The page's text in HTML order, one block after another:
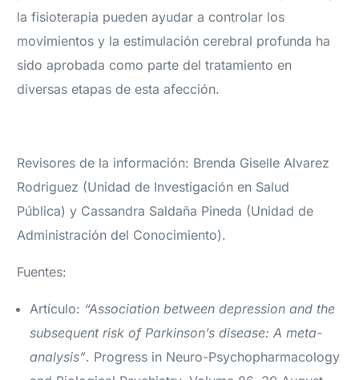
la fisioterapia pueden ayudar a controlar los
movimientos y la estimulación cerebral profunda ha
sido aprobada como parte del tratamiento en
diversas etapas de esta afección.
Revisores de la información: Brenda Giselle Alvarez
Rodriguez (Unidad de Investigación en Salud
Pública) y Cassandra Saldaña Pineda (Unidad de
Administración del Conocimiento).
Fuentes:
Artículo: “Association between depression and the
subsequent risk of Parkinson’s disease: A meta-
analysis”. Progress in Neuro-Psychopharmacology